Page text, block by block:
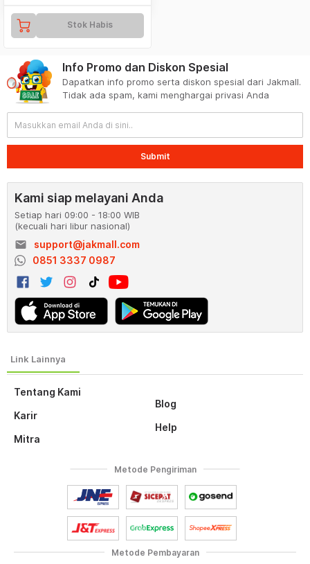
Stok Habis
Tentang Kami
Karir
Mitra
Blog
Help
Info Promo dan Diskon Spesial
Dapatkan info promo serta diskon spesial dari Jakmall.
Tidak ada spam, kami menghargai privasi Anda
Submit
Kami siap melayani Anda
Setiap hari 09:00 - 18:00 WIB
(kecuali hari libur nasional)
email
support@jakmall.com
0851 3337 0987
Metode Pembayaran
Metode Pengiriman